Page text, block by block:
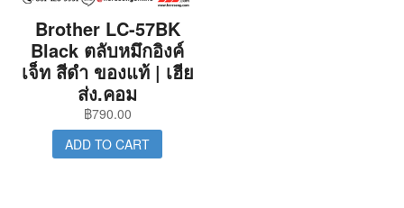
Brother LC-57BK
Black ตลับหมึกอิงค์
เจ็ท สีดำ ของแท้ | เฮีย
ส่ง.คอม
฿790.00
ADD TO CART